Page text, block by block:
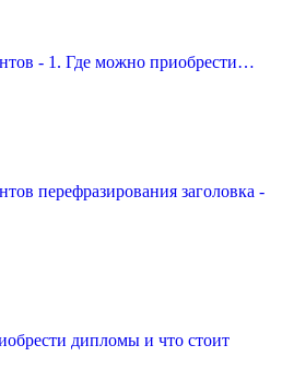
- 1. Где можно приобрести…
перефразирования заголовка -
дипломы и что стоит